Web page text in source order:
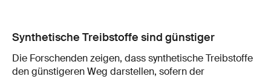
Synthetische Treibstoffe sind günstiger
Die Forschenden zeigen, dass synthetische Treibstoffe
den günstigeren Weg darstellen, sofern der